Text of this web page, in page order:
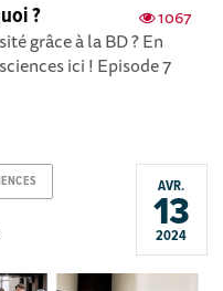
1067
?
grâce à la BD ? En
ici ! Episode 7
AVR.
13
2024